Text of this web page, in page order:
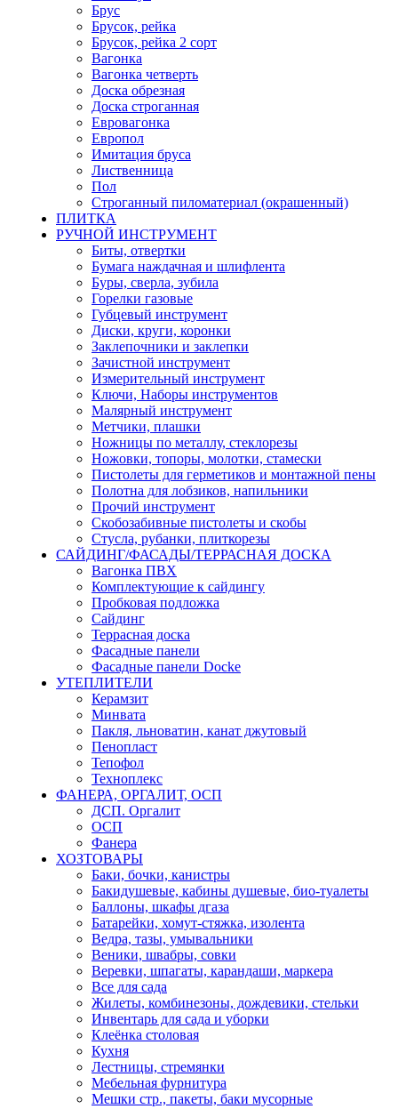
Брус
Брусок, рейка
Брусок, рейка 2 сорт
Вагонка
Вагонка четверть
Доска обрезная
Доска строганная
Евровагонка
Европол
Имитация бруса
Лиственница
Пол
Строганный пиломатериал (окрашенный)
ПЛИТКА
РУЧНОЙ ИНСТРУМЕНТ
Биты, отвертки
Бумага наждачная и шлифлента
Буры, сверла, зубила
Горелки газовые
Губцевый инструмент
Диски, круги, коронки
Заклепочники и заклепки
Зачистной инструмент
Измерительный инструмент
Ключи, Наборы инструментов
Малярный инструмент
Метчики, плашки
Ножницы по металлу, стеклорезы
Ножовки, топоры, молотки, стамески
Пистолеты для герметиков и монтажной пены
Полотна для лобзиков, напильники
Прочий инструмент
Скобозабивные пистолеты и скобы
Стусла, рубанки, плиткорезы
САЙДИНГ/ФАСАДЫ/ТЕРРАСНАЯ ДОСКА
Вагонка ПВХ
Комплектующие к сайдингу
Пробковая подложка
Сайдинг
Террасная доска
Фасадные панели
Фасадные панели Docke
УТЕПЛИТЕЛИ
Керамзит
Минвата
Пакля, льноватин, канат джутовый
Пенопласт
Тепофол
Техноплекс
ФАНЕРА, ОРГАЛИТ, ОСП
ДСП. Оргалит
ОСП
Фанера
ХОЗТОВАРЫ
Баки, бочки, канистры
Бакидушевые, кабины душевые, био-туалеты
Баллоны, шкафы дгаза
Батарейки, хомут-стяжка, изолента
Ведра, тазы, умывальники
Веники, швабры, совки
Веревки, шпагаты, карандаши, маркера
Все для сада
Жилеты, комбинезоны, дождевики, стельки
Инвентарь для сада и уборки
Клеёнка столовая
Кухня
Лестницы, стремянки
Мебельная фурнитура
Мешки стр., пакеты, баки мусорные